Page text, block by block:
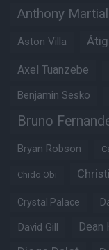
Anthony Martial
Aston Villa
Axel Tuanzebe
Benjamin Sesko
Bruno
Bryan Robson
Chido Obi
Crystal Palace
David Gill Dean